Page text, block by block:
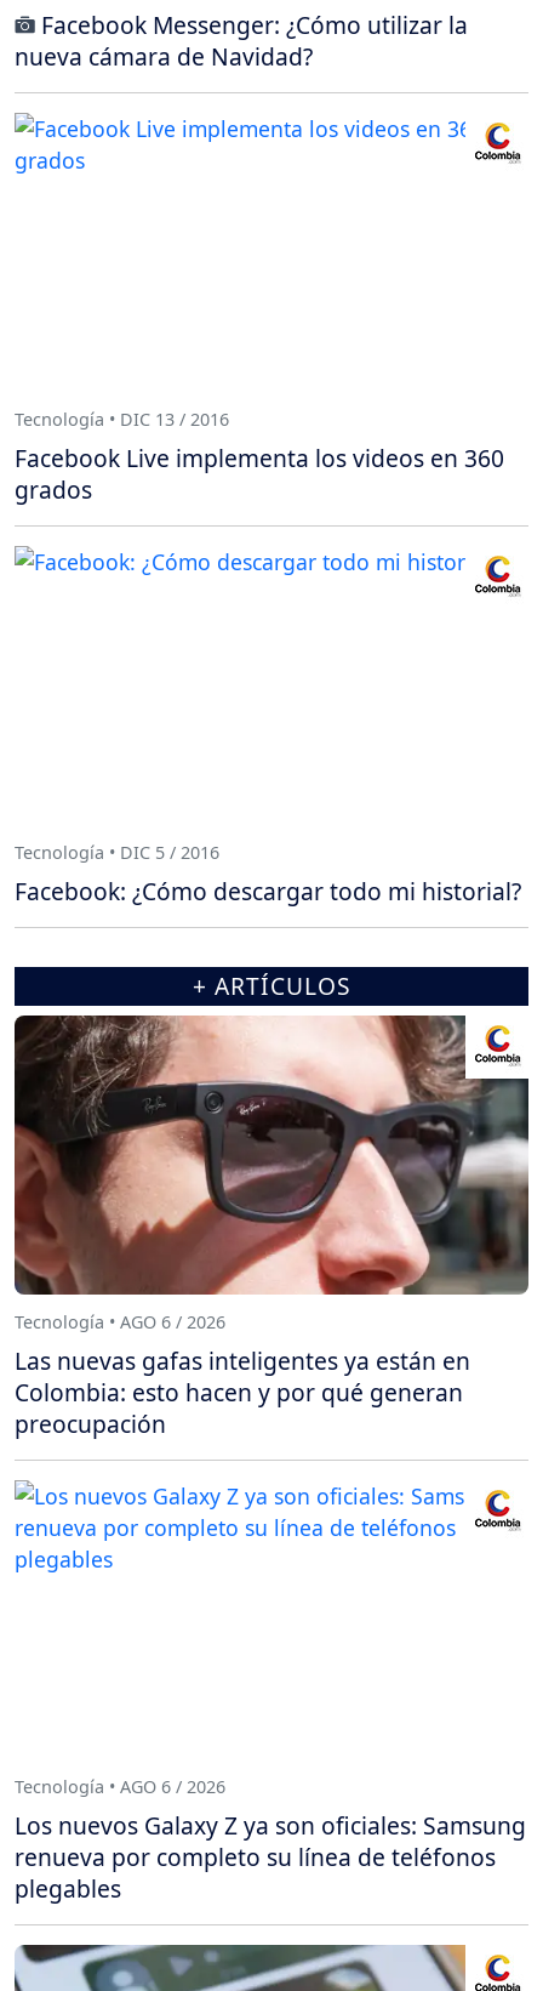
Facebook Messenger: ¿Cómo utilizar la
nueva cámara de Navidad?
Tecnología • DIC 13 / 2016
Facebook Live implementa los videos en 360
grados
Tecnología • DIC 5 / 2016
Facebook: ¿Cómo descargar todo mi historial?
+ ARTÍCULOS
Tecnología • AGO 6 / 2026
Las nuevas gafas inteligentes ya están en
Colombia: esto hacen y por qué generan
preocupación
Tecnología • AGO 6 / 2026
Los nuevos Galaxy Z ya son oficiales: Samsung
renueva por completo su línea de teléfonos
plegables